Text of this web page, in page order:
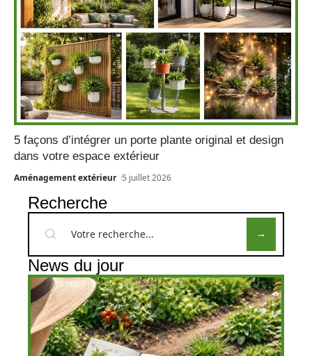
5 façons d’intégrer un porte plante original et design
dans votre espace extérieur
Aménagement extérieur 5 juillet 2026
Recherche
News du jour